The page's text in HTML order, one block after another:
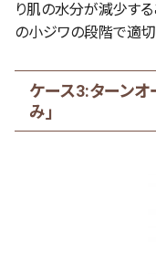
り肌の水分が減少す
の小ジワの段階で適切
ケース3:ターンオ
み」